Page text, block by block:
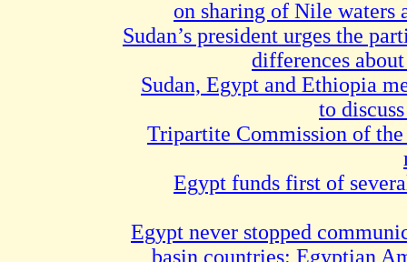
on sharing of Nile waters
Sudan’s president urges the
differences
Sudan, Egypt and Ethiopia
to
Tripartite Commission of
Egypt funds first of
Egypt never stopped
basin countries: Egyptian